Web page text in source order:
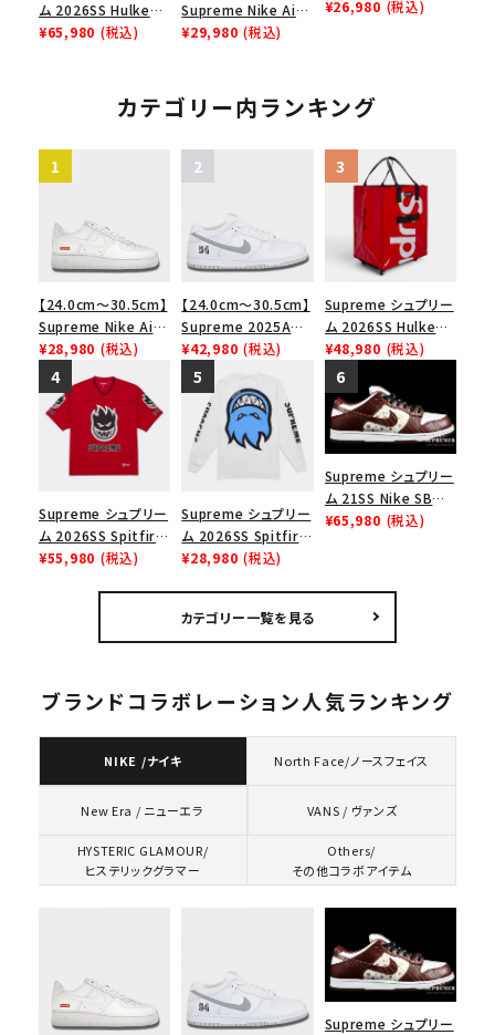
ム 2026SS Hulken
Rolling Tote
¥65,980 (税込)
Supreme Nike Air
Force 1 Low シュプ
ューズ ブラック
¥29,980 (税込)
Low ナイキクロスト
¥26,980 (税込)
カテゴリー内ランキング
【24.0cm～30.5cm】
Supreme Nike Air
Force 1 Low シュプ
リーム ナイキエアフォ
ース１スニーカー シ
ューズ ホワイト
¥28,980 (税込)
【24.0cm～30.5cm】
Supreme 2025AW
Nike SB Dunk Low
ナイキ SB ダンク ロ
ー スニーカー ホワイ
¥42,980 (税込)
Supreme シュプリー
ム 2026SS Hulken
Rolling Tote
Bag ハルケン ロー
リングトートバッグ
レッド
¥48,980 (税込)
Supreme シュプリー
ム 2026SS Spitfire
Football Jersey
¥55,980 (税込)
Supreme シュプリー
ム 2026SS Spitfire
L/S Tee スピットファ
¥28,980 (税込)
Supreme シュプリー
ム 21SS Nike SB
Dunk Low ナイキSB
¥65,980 (税込)
カテゴリー一覧を見る
ブランドコラボレーション人気ランキング
NIKE /ナイキ North Face/ノースフェイス
New Era / ニューエラ VANS / ヴァンズ
HYSTERIC GLAMOUR/
ヒステリックグラマー
Others/
その他コラボアイテム
Supreme シュプリー